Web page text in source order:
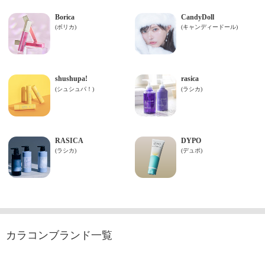
カラコンブランド一覧